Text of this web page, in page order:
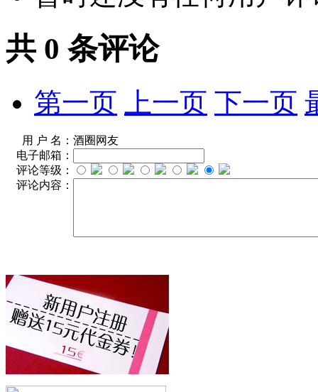
共 0 条评论
第一页 上一页 下一页
用 户 名： 酒圈网友
电子邮箱：
评论等级：
评论内容：